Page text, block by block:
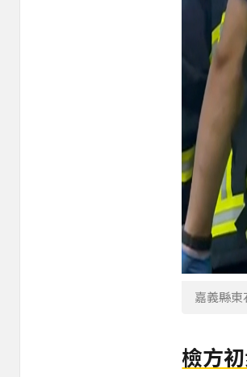
嘉義縣東
檢方